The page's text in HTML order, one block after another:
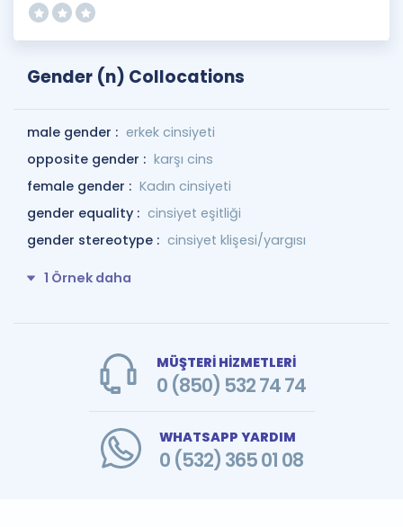
Gender (n) Collocations
male gender : erkek cinsiyeti
opposite gender : karşı cins
female gender : Kadın cinsiyeti
gender equality : cinsiyet eşitliği
gender stereotype : cinsiyet klişesi/yargısı
1 Örnek daha
MÜŞTERİ HİZMETLERİ
0 (850) 532 74 74
WHATSAPP YARDIM
0 (532) 365 01 08